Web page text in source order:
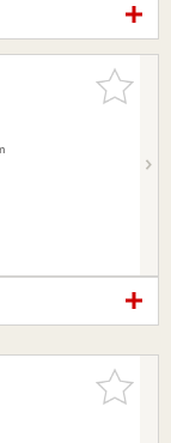
お気に入
りに追加
お気に入
りに追加